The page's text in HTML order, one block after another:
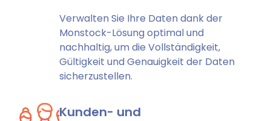
Verwalten Sie Ihre Daten dank der
Monstock-Lösung optimal und
nachhaltig, um die Vollständigkeit,
Gültigkeit und Genauigkeit der Daten
sicherzustellen.
Kunden- und